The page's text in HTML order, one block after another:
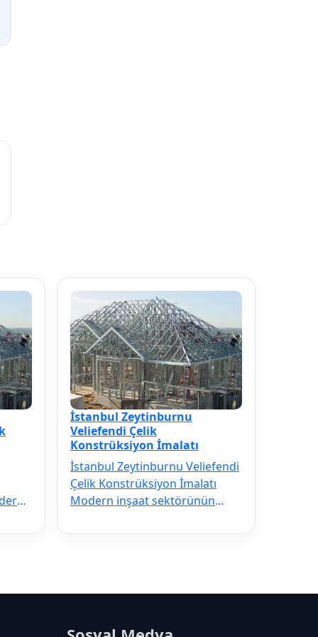
İstanbul Zeytinburnu
Veliefendi Çelik
Konstrüksiyon İmalatı
İstanbul Zeytinburnu Veliefendi
Çelik Konstrüksiyon İmalatı
Modern inşaat sektörünün
Zeytinbu…